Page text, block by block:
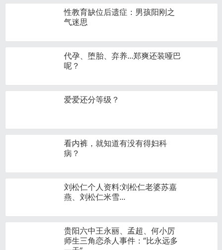
性教育缺位后遗症：男孩阳刚之
气迷思
代孕、堕胎、弃养...郑爽还装哑巴
呢？
爱爱还分等级？
看内裤，就知道有没有得妇科
病？
刘松仁个人资料:刘松仁老婆苏嘉
燕、刘松仁米雪...
贵阳六中王永丽、孟超、何小厉
师生三角恋杀人事件：“比永远多